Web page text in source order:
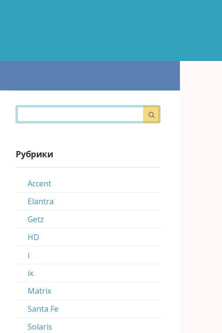
Поиск:
Рубрики
Accent
Elantra
Getz
HD
i
ix
Matrix
Santa Fe
Solaris